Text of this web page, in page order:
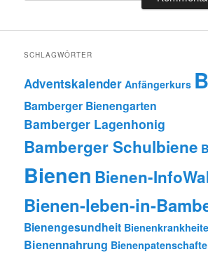
SCHLAGWÖRTER
Adventskalender Anfängerkurs
Bamberger Bienengarten
Bamberger Lagenhonig
Bamberger Schulbiene
Bienen Bienen-
Bienen-leben-in-
Bienengesundheit
Bienennahrung